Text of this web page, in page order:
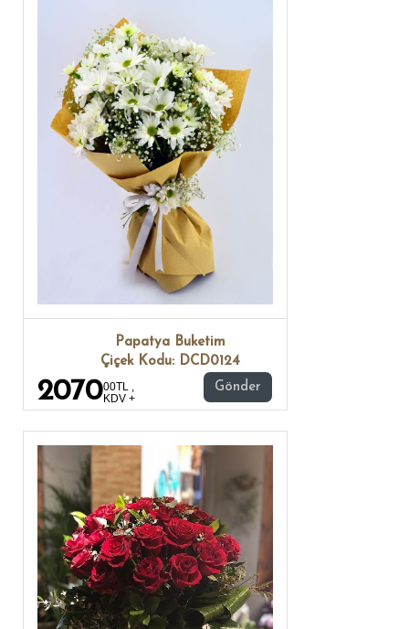
Papatya Buketim
Çiçek Kodu: DCD0124
207000TL ,
KDV +
Gönder